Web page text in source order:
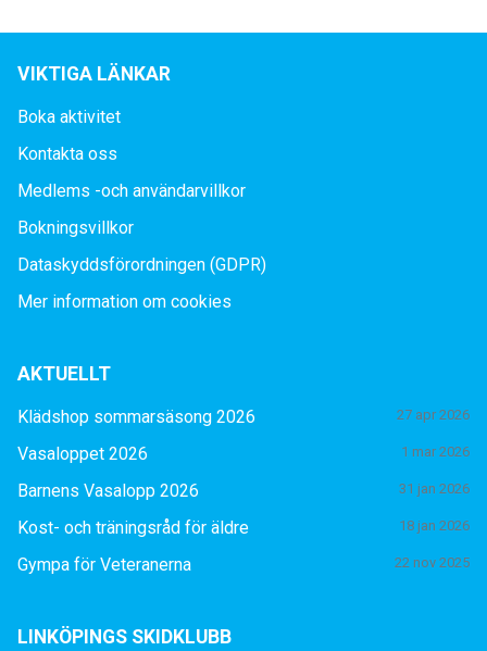
VIKTIGA LÄNKAR
Boka aktivitet
Kontakta oss
Medlems -och användarvillkor
Bokningsvillkor
Dataskyddsförordningen (GDPR)
Mer information om cookies
AKTUELLT
Klädshop sommarsäsong 2026 27 apr 2026
Vasaloppet 2026 1 mar 2026
Barnens Vasalopp 2026 31 jan 2026
Kost- och träningsråd för äldre 18 jan 2026
Gympa för Veteranerna 22 nov 2025
LINKÖPINGS SKIDKLUBB